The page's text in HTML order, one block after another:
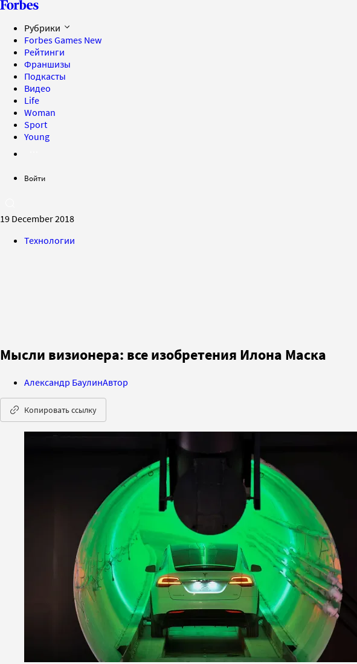
Рубрики
Forbes Games New
Рейтинги
Франшизы
Подкасты
Видео
Life
Woman
Sport
Young
Войти
19 December 2018
Технологии
Мысли визионера: все изобретения Илона Маска
Александр БаулинАвтор
Копировать ссылку